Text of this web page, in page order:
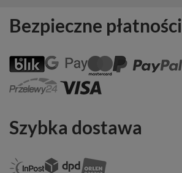
Bezpieczne płatności
Szybka dostawa